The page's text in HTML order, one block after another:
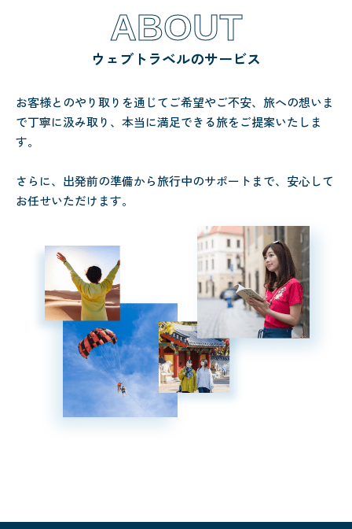
ABOUT
ウェブトラベルのサービス
お客様とのやり取りを通じてご希望やご不安、旅への想いま
で丁寧に汲み取り、本当に満足できる旅をご提案いたしま
す。
さらに、出発前の準備から旅行中のサポートまで、安心して
お任せいただけます。